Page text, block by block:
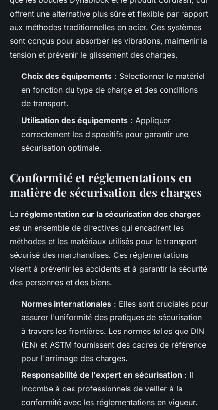
offrent une alternative plus sûre et flexible par rapport
aux méthodes traditionnelles en acier. Ces systèmes
sont conçus pour absorber les vibrations, maintenir la
tension et prévenir le glissement des charges.
Choix des équipements : Sélectionner le matériel
en fonction du type de charge et des conditions
de transport.
Utilisation des équipements : Appliquer
correctement les dispositifs pour garantir une
sécurisation optimale.
Conformité et réglementations en
matière de sécurisation des charges
La réglementation sur la sécurisation des charges
est un ensemble de directives qui encadrent les
méthodes et les matériaux utilisés pour le transport
sécurisé des marchandises. Ces réglementations
visent à prévenir les accidents et à garantir la sécurité
des personnes et des biens.
Normes internationales : Elles sont cruciales pour
assurer l'uniformité des pratiques de sécurisation
à travers les frontières. Les normes telles que DIN
(EN) et ASTM fournissent des cadres de référence
pour l'arrimage des charges.
Responsabilité de l'expert en sécurisation : Il
incombe à ces professionnels de veiller à la
conformité avec les réglementations en vigueur.